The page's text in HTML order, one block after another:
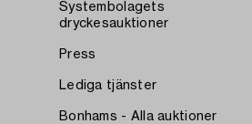
Systembolagets
dryckesauktioner
Press
Lediga tjänster
Bonhams - Alla auktioner